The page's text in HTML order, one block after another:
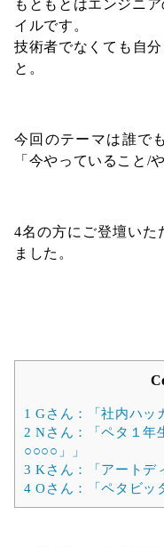
もともとはエンジニ
イルです。
技術者でなくても自
と。
今回のテーマは誰で
「今やっていること/
4名の方にご登壇いた
ました。
1 Gさん：「社内ハッ
2 Nさん：「ペタ１年
○○○○」」
3 Kさん：「アートデ
4 Oさん：「ペタビッ